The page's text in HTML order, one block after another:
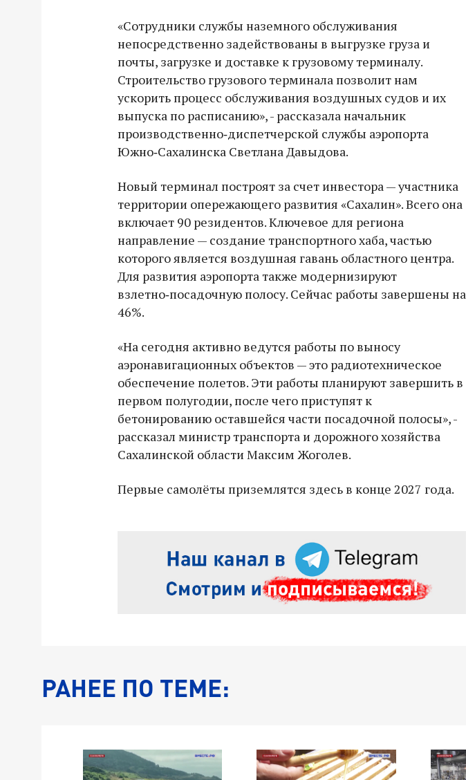
«Сотрудники службы наземного обслуживания
непосредственно задействованы в выгрузке груза и
почты, загрузке и доставке к грузовому терминалу.
Строительство грузового терминала позволит нам
ускорить процесс обслуживания воздушных судов и их
выпуска по расписанию», - рассказала начальник
производственно‑диспетчерской службы аэропорта
Южно‑Сахалинска Светлана Давыдова.
Новый терминал построят за счет инвестора — участника
территории опережающего развития «Сахалин». Всего она
включает 90 резидентов. Ключевое для региона
направление — создание транспортного хаба, частью
которого является воздушная гавань областного центра.
Для развития аэропорта также модернизируют
взлетно‑посадочную полосу. Сейчас работы завершены на
46%.
«На сегодня активно ведутся работы по выносу
аэронавигационных объектов — это радиотехническое
обеспечение полетов. Эти работы планируют завершить в
первом полугодии, после чего приступят к
бетонированию оставшейся части посадочной полосы», -
рассказал министр транспорта и дорожного хозяйства
Сахалинской области Максим Жоголев.
Первые самолёты приземлятся здесь в конце 2027 года.
РАНЕЕ ПО ТЕМЕ: